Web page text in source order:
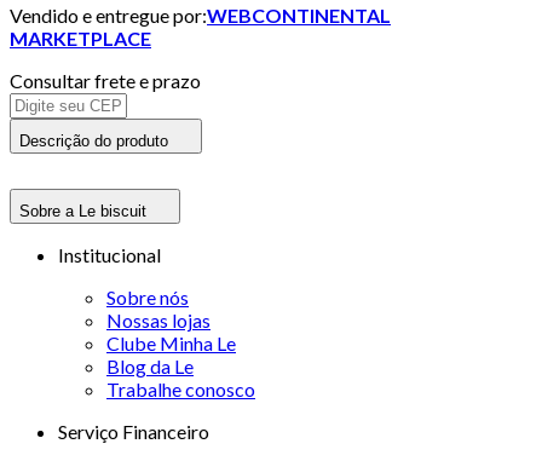
Vendido e entregue por:WEBCONTINENTAL
MARKETPLACE
Consultar frete e prazo
Descrição do produto
Sobre a Le biscuit
Institucional
Sobre nós
Nossas lojas
Clube Minha Le
Blog da Le
Trabalhe conosco
Serviço Financeiro